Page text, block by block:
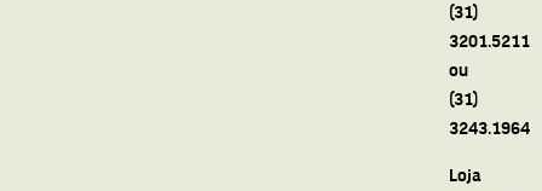
(31)
3201.5211
ou
(31)
3243.1964
Loja